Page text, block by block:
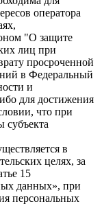
оператора
"О защите
лиц при
просроченной
в Федеральный
и
для достижения
что при
субъекта
в
целях, за
15
данных», при
персональных